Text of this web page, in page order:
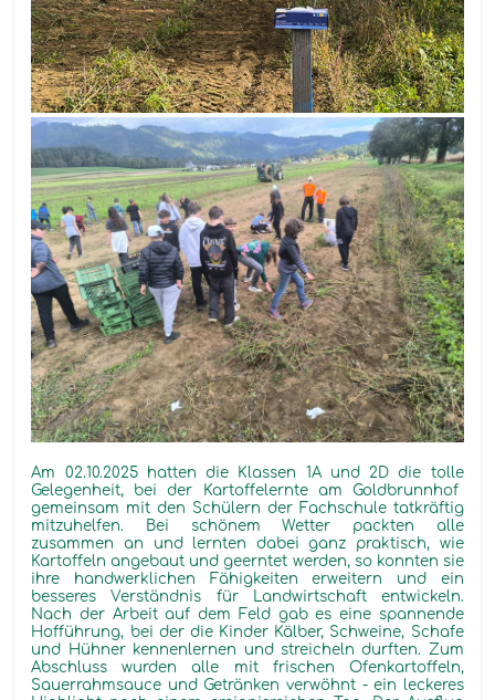
Am 02.10.2025 hatten die Klassen 1A und 2D die tolle
Gelegenheit, bei der Kartoffelernte am Goldbrunnhof
gemeinsam mit den Schülern der Fachschule tatkräftig
mitzuhelfen. Bei schönem Wetter packten alle
zusammen an und lernten dabei ganz praktisch, wie
Kartoffeln angebaut und geerntet werden, so konnten sie
ihre handwerklichen Fähigkeiten erweitern und ein
besseres Verständnis für Landwirtschaft entwickeln.
Nach der Arbeit auf dem Feld gab es eine spannende
Hofführung, bei der die Kinder Kälber, Schweine, Schafe
und Hühner kennenlernen und streicheln durften. Zum
Abschluss wurden alle mit frischen Ofenkartoffeln,
Sauerrahmsauce und Getränken verwöhnt - ein leckeres